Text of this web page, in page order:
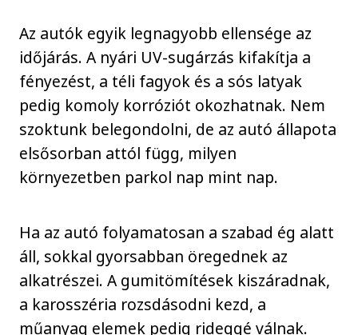
Az autók egyik legnagyobb ellensége az
időjárás. A nyári UV-sugárzás kifakítja a
fényezést, a téli fagyok és a sós latyak
pedig komoly korróziót okozhatnak. Nem
szoktunk belegondolni, de az autó állapota
elsősorban attól függ, milyen
környezetben parkol nap mint nap.
Ha az autó folyamatosan a szabad ég alatt
áll, sokkal gyorsabban öregednek az
alkatrészei. A gumitömítések kiszáradnak,
a karosszéria rozsdásodni kezd, a
műanyag elemek pedig rideggé válnak.